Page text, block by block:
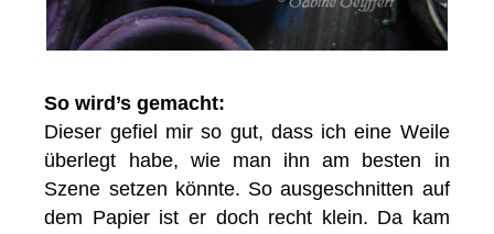
So wird’s gemacht:
Dieser gefiel mir so gut, dass ich eine Weile
überlegt habe, wie man ihn am besten in
Szene setzen könnte. So ausgeschnitten auf
dem Papier ist er doch recht klein. Da kam